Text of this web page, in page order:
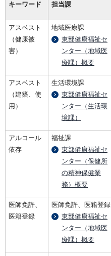
キーワード
担当課
アスベスト
（健康被
害）
地域医療課
東部健康福祉セ
ンター（地域医
療課）概要
アスベスト
（建築、使
用）
生活環境課
東部健康福祉セ
ンター（生活環
境課）
アルコール
依存
福祉課
東部健康福祉セ
ンター（保健所
の精神保健業
務）概要
医師免許、
医籍登録
医師免許、医籍登録
東部健康福祉セ
ンター（地域医
療課）概要